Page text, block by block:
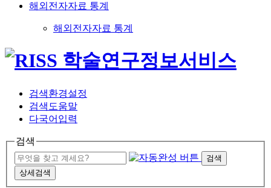
해외전자자료 통계
해외전자자료 통계
검색환경설정
검색도움말
다국어입력
검색
검색
상세검색